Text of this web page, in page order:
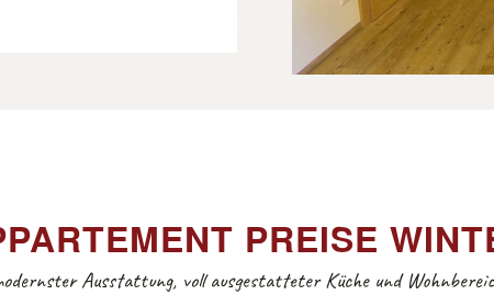
PREISE
Ausstattung, voll ausgestatteter Küche und